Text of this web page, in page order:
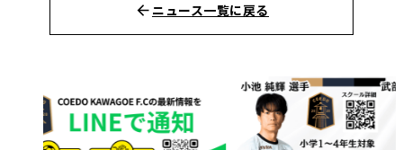
ニュース一覧に戻る